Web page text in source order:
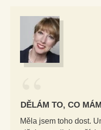
“
DĚLÁM TO, CO
Měla jsem toho dost.